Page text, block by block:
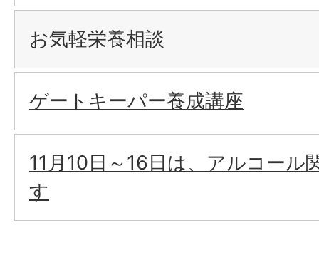
お気軽栄養相談
ゲートキーパー養成講座
11月10日～16日は、アルコール
す